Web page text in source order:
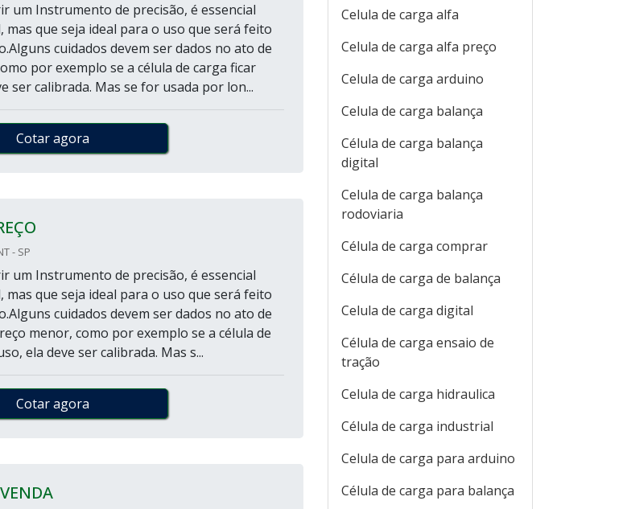
um Instrumento de precisão, é essencial
que seja ideal para o uso que será feito
cuidados devem ser dados no ato de
por exemplo se a célula de carga ficar
ser calibrada. Mas se for usada por lon...
Cotar agora
- SP
um Instrumento de precisão, é essencial
que seja ideal para o uso que será feito
cuidados devem ser dados no ato de
menor, como por exemplo se a célula de
ela deve ser calibrada. Mas s...
Cotar agora
Celula de carga alfa
Celula de carga alfa preço
Celula de carga arduino
Celula de carga balança
Célula de carga balança
digital
Celula de carga balança
rodoviaria
Célula de carga comprar
Célula de carga de balança
Celula de carga digital
Célula de carga ensaio de
tração
Celula de carga hidraulica
Célula de carga industrial
Celula de carga para arduino
Célula de carga para balança